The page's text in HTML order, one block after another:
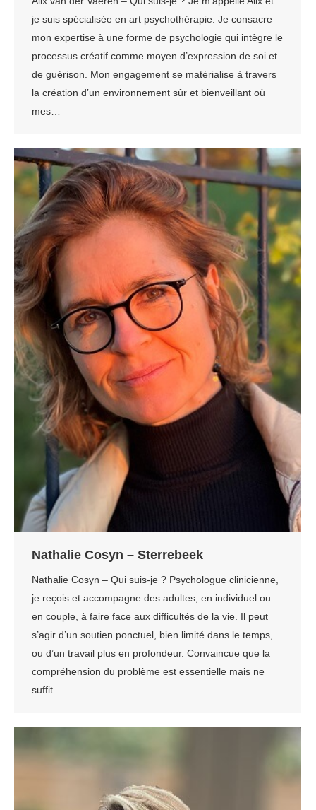
je suis spécialisée en art psychothérapie. Je consacre
mon expertise à une forme de psychologie qui intègre le
processus créatif comme moyen d’expression de soi et
de guérison. Mon engagement se matérialise à travers
la création d’un environnement sûr et bienveillant où
mes…
Nathalie Cosyn – Sterrebeek
Nathalie Cosyn – Qui suis-je ? Psychologue clinicienne,
je reçois et accompagne des adultes, en individuel ou
en couple, à faire face aux difficultés de la vie. Il peut
s’agir d’un soutien ponctuel, bien limité dans le temps,
ou d’un travail plus en profondeur. Convaincue que la
compréhension du problème est essentielle mais ne
suffit…